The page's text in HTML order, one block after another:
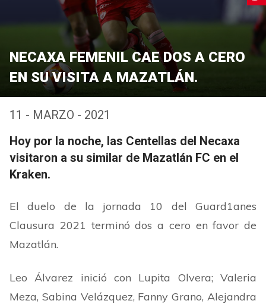
NECAXA FEMENIL CAE DOS A CERO
EN SU VISITA A MAZATLÁN.
11 - MARZO - 2021
Hoy por la noche, las Centellas del Necaxa
visitaron a su similar de Mazatlán FC en el
Kraken.
El duelo de la jornada 10 del Guard1anes
Clausura 2021 terminó dos a cero en favor de
Mazatlán.
Leo Álvarez inició con Lupita Olvera; Valeria
Meza, Sabina Velázquez, Fanny Grano, Alejandra